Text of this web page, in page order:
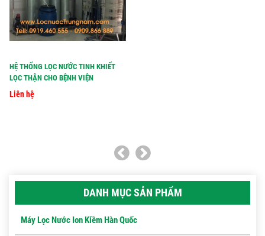
HỆ THỐNG LỌC NƯỚC TINH KHIẾT
LỌC THẬN CHO BỆNH VIỆN
Liên hệ
DANH MỤC SẢN PHẨM
Máy Lọc Nước Ion Kiềm Hàn Quốc